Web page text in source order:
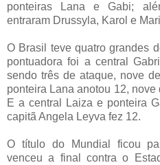
ponteiras Lana e Gabi;
entraram Drussyla, Karol e
O Brasil teve quatro grandes
pontuadora foi a central
sendo três de ataque, nove
ponteira Lana anotou 12,
E a central Laiza e ponteira
capitã Angela Leyva fez 12.
O título do Mundial ficou
venceu a final contra o